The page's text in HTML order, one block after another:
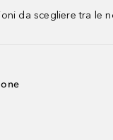
da scegliere tra